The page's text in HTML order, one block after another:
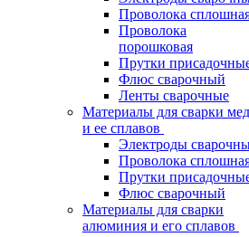
Проволока
Проволока
порошковая
Прутки
Флюс сварочный
Ленты сварочные
Материалы для сварки
и ее сплавов
Электроды
Проволока
Прутки
Флюс сварочный
Материалы для сварки
алюминия и его сплавов